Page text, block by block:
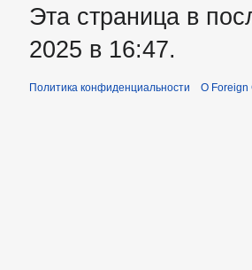
Эта страница в
2025 в 16:47.
Политика конфиденциальности О Foreign